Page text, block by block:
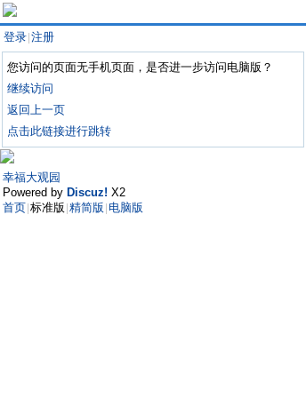
登录 注册
您访问的页面无手机页面，是否进一步访问电脑版？
继续访问
返回上一页
点击此链接进行跳转
幸福大观园
Powered by Discuz! X2
首页 标准版 精简版 电脑版